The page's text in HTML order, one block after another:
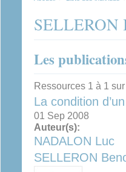
SELLERON
Les
Ressources 1 à 1 sur
La condition
01 Sep 2008
Auteur(s):
NADALON Luc
SELLERON